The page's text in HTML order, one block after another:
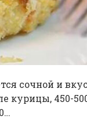
сочной и
курицы, 450-